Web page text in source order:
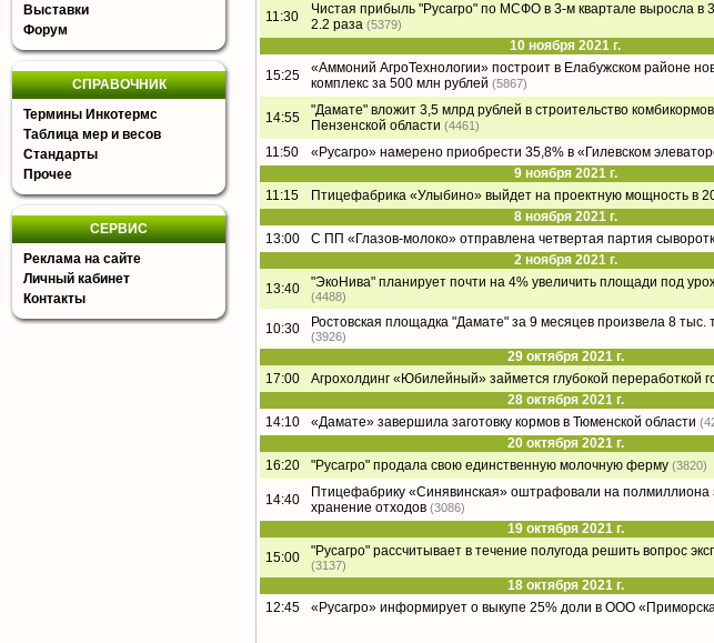
Выставки
Форум
СПРАВОЧНИК
Термины Инкотермс
Таблица мер и весов
Стандарты
Прочее
СЕРВИС
Реклама на сайте
Личный кабинет
Контакты
11:30
Чистая прибыль "Русагро" по МСФО в 3-м квартале выросла в
2.2 раза (5379)
10 ноября 2021 г.
15:25
«Аммоний АгроТехнологии» построит в Елабужском районе
комплекс за 500 млн рублей (5867)
14:55
"Дамате" вложит 3,5 млрд рублей в строительство
Пензенской области (4461)
11:50 «Русагро» намерено приобрести 35,8% в «Гилевском
9 ноября 2021 г.
11:15
Птицефабрика «Улыбино» выйдет на проектную мощность в
8 ноября 2021 г.
13:00
С ПП «Глазов-молоко» отправлена четвертая партия
2 ноября 2021 г.
13:40
"ЭкоНива" планирует почти на 4% увеличить площади под
(4488)
10:30 Ростовская площадка "Дамате" за 9 месяцев произвела 8 тыс.
(3926)
29 октября 2021 г.
17:00
Агрохолдинг «Юбилейный» займется глубокой переработкой
28 октября 2021 г.
14:10
«Дамате» завершила заготовку кормов в Тюменской области
20 октября 2021 г.
16:20
"Русагро" продала свою единственную молочную ферму (3820)
14:40
Птицефабрику «Синявинская» оштрафовали на полмиллиона
хранение отходов (3086)
19 октября 2021 г.
15:00
"Русагро" рассчитывает в течение полугода решить вопрос
(3137)
18 октября 2021 г.
12:45
«Русагро» информирует о выкупе 25% доли в ООО